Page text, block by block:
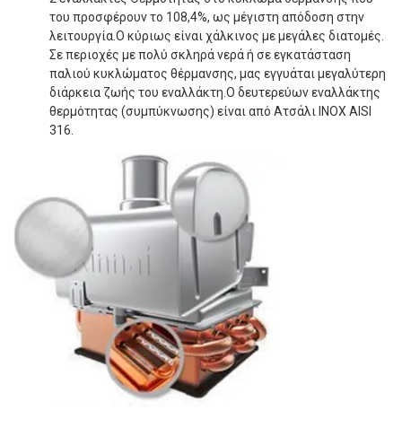
του προσφέρουν το 108,4%, ως μέγιστη απόδοση στην
λειτουργία.Ο κύριως είναι χάλκινος με μεγάλες διατομές.
Σε περιοχές με πολύ σκληρά νερά ή σε εγκατάσταση
παλιού κυκλώματος θέρμανσης, μας εγγυάται μεγαλύτερη
διάρκεια ζωής του εναλλάκτη.Ο δευτερεύων εναλλάκτης
θερμότητας (συμπύκνωσης) είναι από Ατσάλι INOX AISI
316.